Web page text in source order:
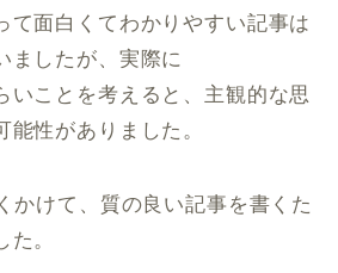
て面白くてわかりやすい記事は
ましたが、実際に
いことを考えると、主観的な思
性がありました。
かけて、質の良い記事を書くた
。